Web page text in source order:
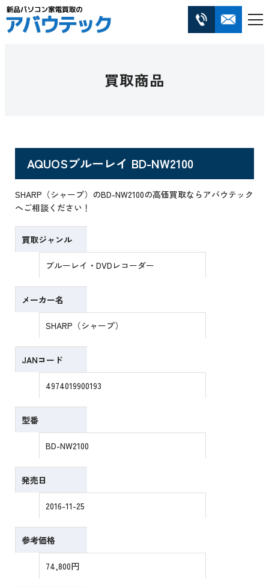
買取商品
AQUOSブルーレイ BD-NW2100
SHARP（シャープ）のBD-NW2100の高価買取ならアバウテック
へご相談ください！
買取ジャンル
ブルーレイ・DVDレコーダー
メーカー名
SHARP（シャープ）
JANコード
4974019900193
型番
BD-NW2100
発売日
2016-11-25
参考価格
74,800円